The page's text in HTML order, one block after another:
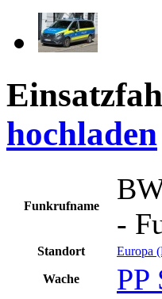
hochladen
Funkrufname
-
Standort Europa
Wache PP